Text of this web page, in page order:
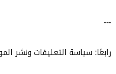
---
رابعًا: سياسة التعليقات ونشر